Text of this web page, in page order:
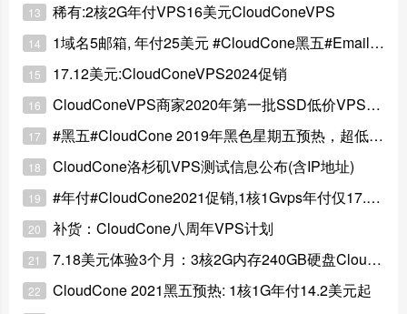
13 稀有:2核2G年付VPS16美元CloudConeVPS
14 1域名5邮箱, 年付25美元 #CloudCone黑五#Email优惠
15 17.12美元:CloudConeVPS2024促销
16 CloudConeVPS商家2020年第一批SSD低价VPS，$1.9起
17 #黑五#CloudCone 2019年黑色星期五预热，超低VPS发布
18 CloudCone洛杉矶VPS测试信息公布(含IP地址)
19 #年付#CloudCone2021促销,1核1Gvps年付仅17.5美元
20 补货：CloudCone八周年VPS计划
21 7.18美元体验3个月：3核2G内存240GB硬盘CloudConeVPS
22
CloudCone 2021黑五预热: 1核1G年付14.2美元起